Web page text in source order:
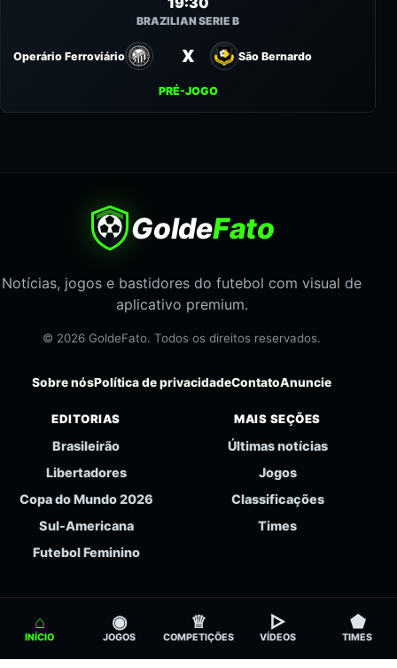
BRAZILIAN SERIE B
Operário Ferroviário X São Bernardo
PRÉ-JOGO
GoldeFato
Notícias, jogos e bastidores do futebol com visual de
aplicativo premium.
© 2026 GoldeFato. Todos os direitos reservados.
Sobre nósPolítica de privacidadeContatoAnuncie
EDITORIAS
Brasileirão
Libertadores
Copa do Mundo 2026
Sul-Americana
Futebol Feminino
MAIS SEÇÕES
Últimas notícias
Jogos
Classificações
Times
⌂
INÍCIO
◉
JOGOS
♕
COMPETIÇÕES
▻
VÍDEOS
⬟
TIMES